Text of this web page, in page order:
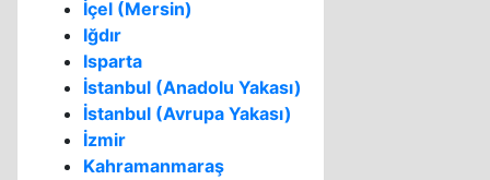
İçel (Mersin)
Iğdır
Isparta
İstanbul (Anadolu Yakası)
İstanbul (Avrupa Yakası)
İzmir
Kahramanmaraş